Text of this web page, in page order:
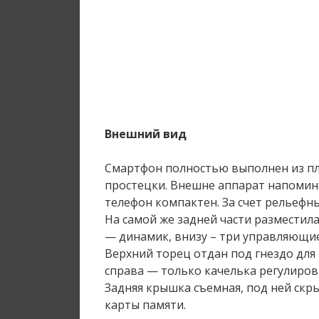
Внешний вид
Смартфон полностью выполнен из
простецки. Внешне аппарат
телефон компактен. За счет
На самой же задней части
— динамик, внизу – три
Верхний торец отдан под гнездо
справа — только качелька
Задняя крышка съемная, под ней
карты памяти.